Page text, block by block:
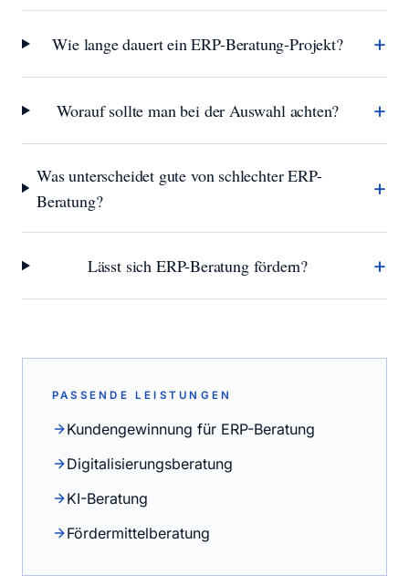
Wie lange dauert ein ERP-Beratung-Projekt? +
Worauf sollte man bei der Auswahl achten? +
Was unterscheidet gute von schlechter ERP-
Beratung?
+
Lässt sich ERP-Beratung fördern? +
PASSENDE LEISTUNGEN
Kundengewinnung für ERP-Beratung
Digitalisierungsberatung
KI-Beratung
Fördermittelberatung